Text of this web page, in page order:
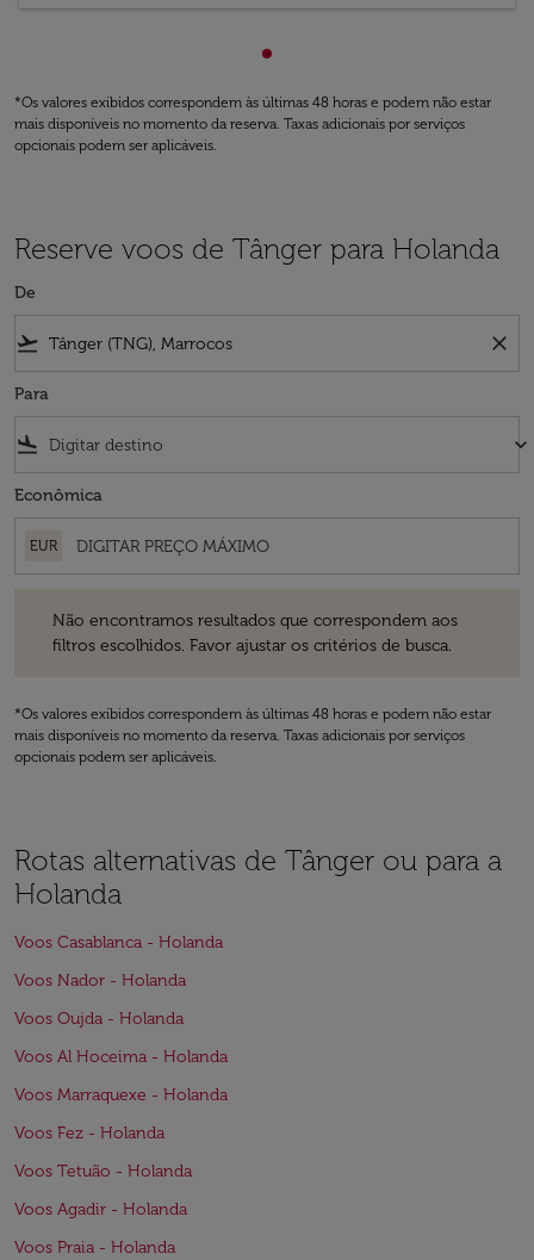
Mostrando de cmp-
*Os valores exibidos correspondem às últimas 48 horas e podem não estar
mais disponíveis no momento da reserva. Taxas adicionais por serviços
opcionais podem ser aplicáveis.
Reserve voos de Tânger para Holanda
De
flight_takeoff close
Para
flight_land keyboard_arrow_down
Econômica
EUR
Não encontramos resultados que correspondem aos
filtros escolhidos. Favor ajustar os critérios de busca.
*Os valores exibidos correspondem às últimas 48 horas e podem não estar
mais disponíveis no momento da reserva. Taxas adicionais por serviços
opcionais podem ser aplicáveis.
Rotas alternativas de Tânger ou para a
Holanda
Voos Casablanca - Holanda
Voos Nador - Holanda
Voos Oujda - Holanda
Voos Al Hoceima - Holanda
Voos Marraquexe - Holanda
Voos Fez - Holanda
Voos Tetuão - Holanda
Voos Agadir - Holanda
Voos Praia - Holanda